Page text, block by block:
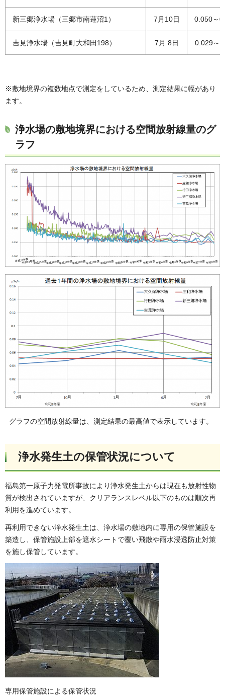
新三郷浄水場（三郷市南蓮沼1） 7月10日 0.050～
吉見浄水場（吉見町大和田198） 7月 8日 0.029～
※敷地境界の複数地点で測定をしているため、測定結果に幅があり
ます。
浄水場の敷地境界における空間放射線量のグ
ラフ
グラフの空間放射線量は、測定結果の最高値で表示しています。
浄水発生土の保管状況について
福島第一原子力発電所事故により浄水発生土からは現在も放射性物
質が検出されていますが、クリアランスレベル以下のものは順次再
利用を進めています。
再利用できない浄水発生土は、浄水場の敷地内に専用の保管施設を
築造し、保管施設上部を遮水シートで覆い飛散や雨水浸透防止対策
を施し保管しています。
専用保管施設による保管状況